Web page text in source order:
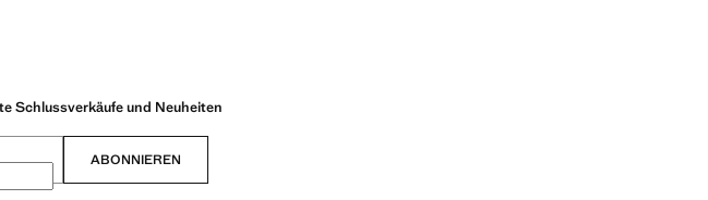
Schlussverkäufe und Neuheiten
ABONNIEREN